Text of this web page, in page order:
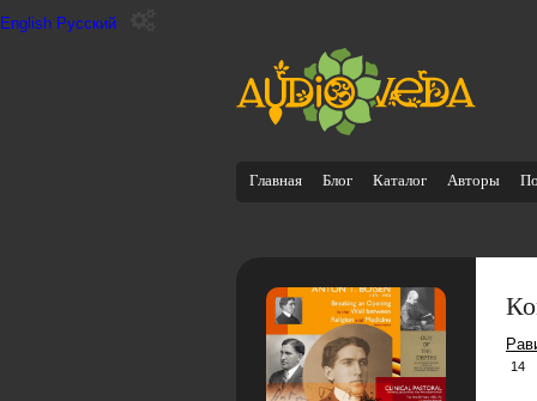
English Русский
Главная Блог Каталог Авторы
14